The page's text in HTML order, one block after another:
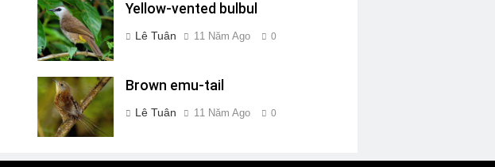
Yellow-vented bulbul
Lê Tuân 11 Năm Ago 0
Brown emu-tail
Lê Tuân 11 Năm Ago 0